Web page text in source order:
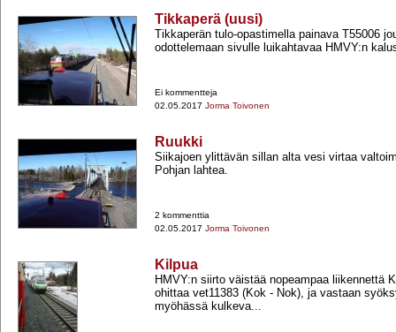
Tikkaperä (uusi)
Tikkaperän tulo-​opastimella painava T55006
odottelemaan sivulle luikahtavaa HMVY:n
Ei kommentteja
02.05.2017 Jorma Toivonen
Ruukki
Siikajoen ylittävän sillan alta vesi virtaa
Pohjan lahtea.
2 kommenttia
02.05.2017 Jorma Toivonen
Kilpua
HMVY:n siirto väistää nopeampaa liikennettä
ohittaa vet11383 (Kok -​ Nok), ja vastaan
myöhässä kulkeva...